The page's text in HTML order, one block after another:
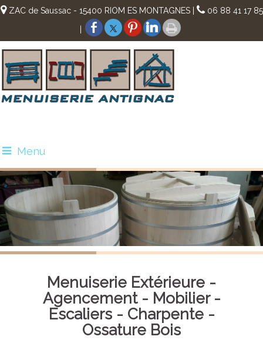
ZAC de Saussac - 15400 RIOM ES MONTAGNES |
06 88 41 17 85
Menu
Menuiserie Extérieure -
Agencement - Mobilier -
Escaliers - Charpente -
Ossature Bois